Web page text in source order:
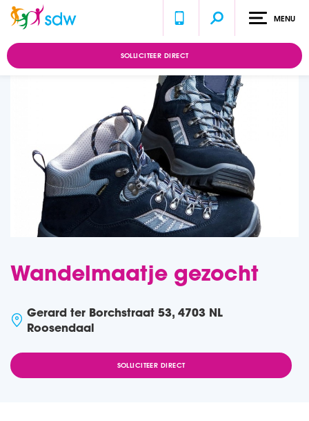
MENU
Home
SOLLICITEER DIRECT
Wandelmaatje gezocht
Gerard ter Borchstraat 53, 4703 NL
Roosendaal
SOLLICITEER DIRECT